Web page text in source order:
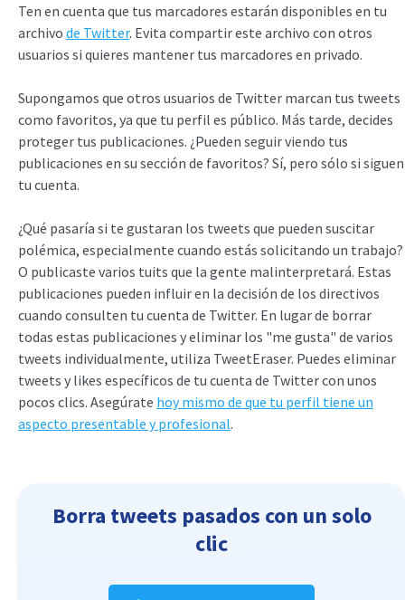
Ten en cuenta que tus marcadores estarán disponibles en tu
archivo de Twitter. Evita compartir este archivo con otros
usuarios si quieres mantener tus marcadores en privado.
Supongamos que otros usuarios de Twitter marcan tus tweets
como favoritos, ya que tu perfil es público. Más tarde, decides
proteger tus publicaciones. ¿Pueden seguir viendo tus
publicaciones en su sección de favoritos? Sí, pero sólo si siguen
tu cuenta.
¿Qué pasaría si te gustaran los tweets que pueden suscitar
polémica, especialmente cuando estás solicitando un trabajo?
O publicaste varios tuits que la gente malinterpretará. Estas
publicaciones pueden influir en la decisión de los directivos
cuando consulten tu cuenta de Twitter. En lugar de borrar
todas estas publicaciones y eliminar los "me gusta" de varios
tweets individualmente, utiliza TweetEraser. Puedes eliminar
tweets y likes específicos de tu cuenta de Twitter con unos
pocos clics. Asegúrate hoy mismo de que tu perfil tiene un
aspecto presentable y profesional.
Borra tweets pasados con un solo
clic